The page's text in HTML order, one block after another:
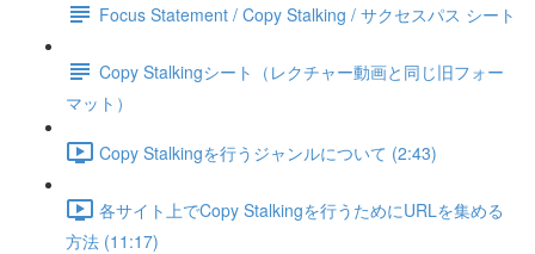
Focus Statement / Copy Stalking / サクセスパス シート
Copy Stalkingシート（レクチャー動画と同じ旧フォー
マット）
Copy Stalkingを行うジャンルについて (2:43)
各サイト上でCopy Stalkingを行うためにURLを集める
方法 (11:17)